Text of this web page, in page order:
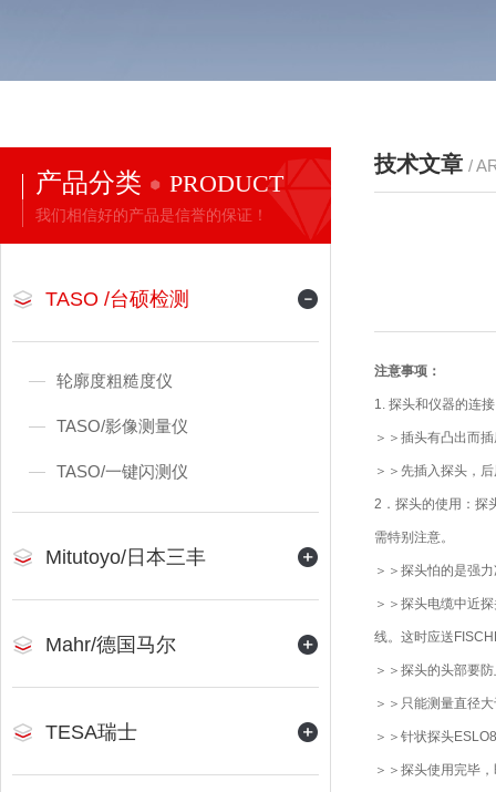
产品分类 PRODUCT
我们相信好的产品是信誉的保证！
TASO /台硕检测
轮廓度粗糙度仪
TASO/影像测量仪
TASO/一键闪测仪
Mitutoyo/日本三丰
Mahr/德国马尔
TESA瑞士
技术文章 /
注意事项：
1. 探头和仪器的连
＞＞插头有凸出而
＞＞先插入探头，
2．探头的使用：探
需特别注意。
＞＞探头怕的是强
＞＞探头电缆中近
线。这时应送
＞＞探头的头部要
＞＞只能测量直径
＞＞针状探头
＞＞探头使用完毕